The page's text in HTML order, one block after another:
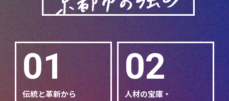
01
伝統と革新から
02
人材の宝庫・